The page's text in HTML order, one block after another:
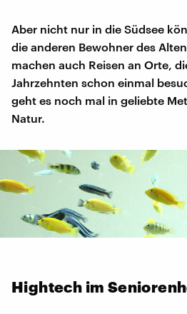
Aber nicht nur in die Südsee
die anderen Bewohner des
machen auch Reisen an Orte,
Jahrzehnten schon einmal
geht es noch mal in geliebte
Natur.
Hightech im